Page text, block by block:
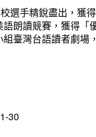
選手精銳盡出，獲
朗讀競賽，獲得
臺灣台語讀者劇
30